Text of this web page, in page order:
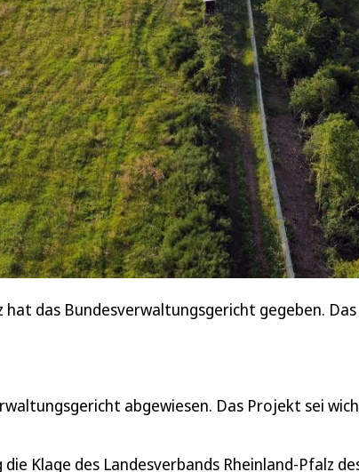
das Bundesverwaltungsgericht gegeben.
abgewiesen. Das Projekt sei
Klage des Landesverbands Rheinland-Pfalz